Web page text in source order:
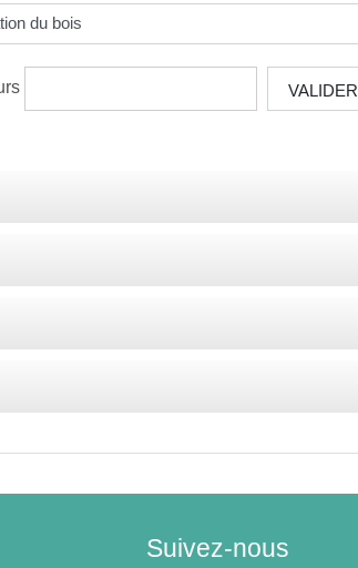
VALIDER
Suivez-nous